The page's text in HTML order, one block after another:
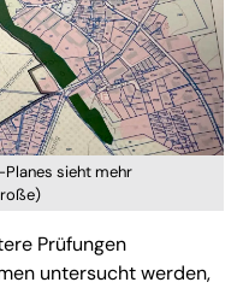
sieht mehr
Prüfungen
untersucht werden,